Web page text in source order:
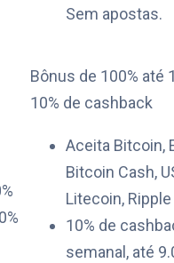
Sem apostas.
Bônus de 100% até
10% de cashback
Aceita Bitcoin,
Bitcoin Cash,
Litecoin, Ripple
10% de
semanal, até